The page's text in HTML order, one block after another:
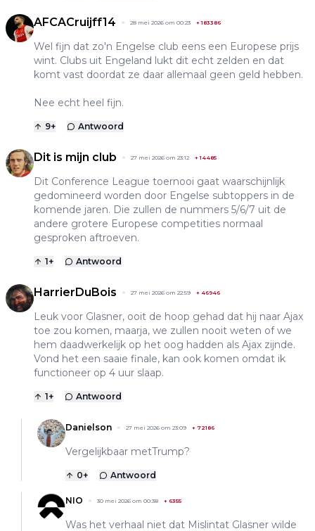
AFCACruijff14 28 mei 2026 om 00:23 +183386
Wel fijn dat zo'n Engelse club eens een Europese prijs
wint. Clubs uit Engeland lukt dit echt zelden en dat
komt vast doordat ze daar allemaal geen geld hebben.
Nee echt heel fijn.
9+ Antwoord
Dit is mijn club 27 mei 2026 om 23:12 +14485
Dit Conference League toernooi gaat waarschijnlijk
gedomineerd worden door Engelse subtoppers in de
komende jaren. Die zullen de nummers 5/6/7 uit de
andere grotere Europese competities normaal
gesproken aftroeven.
1+ Antwoord
HarrierDuBois 27 mei 2026 om 22:59 + 46946
Leuk voor Glasner, ooit de hoop gehad dat hij naar Ajax
toe zou komen, maarja, we zullen nooit weten of we
hem daadwerkelijk op het oog hadden als Ajax zijnde.
Vond het een saaie finale, kan ook komen omdat ik
functioneer op 4 uur slaap.
1+ Antwoord
Danielson 27 mei 2026 om 23:09 + 72186
Vergelijkbaar metTrump?
0+ Antwoord
NIO 30 mei 2026 om 00:38 + 6355
Was het verhaal niet dat Mislintat Glasner wilde